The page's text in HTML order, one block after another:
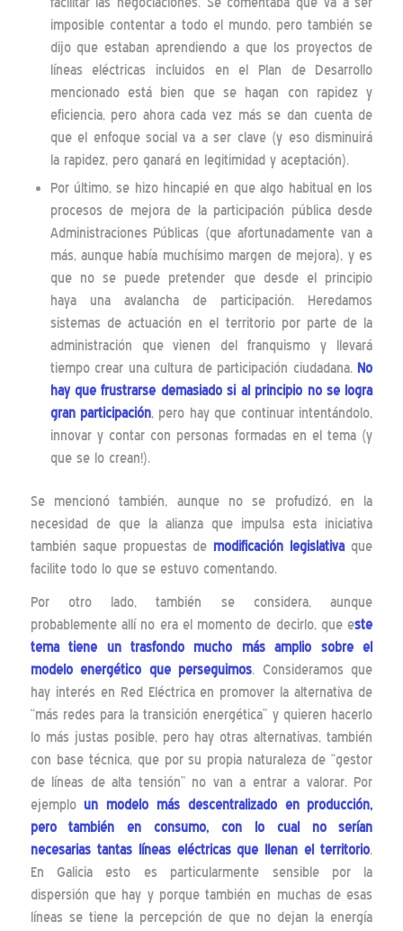
imposible contentar a todo el mundo, pero también se
dijo que estaban aprendiendo a que los proyectos de
líneas eléctricas incluidos en el Plan de Desarrollo
mencionado está bien que se hagan con rapidez y
eficiencia, pero ahora cada vez más se dan cuenta de
que el enfoque social va a ser clave (y eso disminuirá
la rapidez, pero ganará en legitimidad y aceptación).
Por último, se hizo hincapié en que algo habitual en los
procesos de mejora de la participación pública desde
Administraciones Públicas (que afortunadamente van a
más, aunque había muchísimo margen de mejora), y es
que no se puede pretender que desde el principio
haya una avalancha de participación. Heredamos
sistemas de actuación en el territorio por parte de la
administración que vienen del franquismo y llevará
tiempo crear una cultura de participación ciudadana. No
hay que frustrarse demasiado si al principio no se logra
gran participación, pero hay que continuar intentándolo,
innovar y contar con personas formadas en el tema (y
que se lo crean!).
Se mencionó también, aunque no se profudizó, en la
necesidad de que la alianza que impulsa esta iniciativa
también saque propuestas de modificación legislativaque
facilite todo lo que se estuvo comentando.
Por otro lado, también se considera, aunque
probablemente allí no era el momento de decirlo, que este
tema tiene un trasfondo mucho más amplio sobre el
modelo energético que perseguimos. Consideramos que
hay interés en Red Eléctrica en promover la alternativa de
“más redes para la transición energética” y quieren hacerlo
lo más justas posible, pero hay otras alternativas, también
con base técnica, que por su propia naturaleza de “gestor
de líneas de alta tensión” no van a entrar a valorar. Por
ejemploun modelo más descentralizado en producción,
pero también en consumo, con lo cual no serían
necesarias tantas líneas eléctricas que llenan el territorio.
En Galicia esto es particularmente sensible por la
dispersión que hay y porque también en muchas de esas
líneas se tiene la percepción de que no dejan la energía